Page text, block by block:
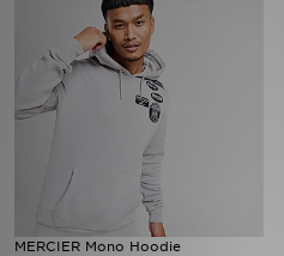
MERCIER Mono Hoodie
Lade Die APP
Geschenkkarte
Filialfinder
Mein JD